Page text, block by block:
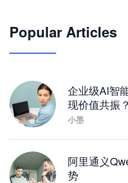
JimoClaw 桌面 AI
Popular Articles
企业级AI智
现价值共振？
小墨
阿里通义
势